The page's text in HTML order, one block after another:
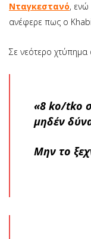
Νταγκεστανό, ενώ
ανέφερε πως ο
Σε νεότερο χτύπημα
«8 ko/tko
μηδέν
Μην το